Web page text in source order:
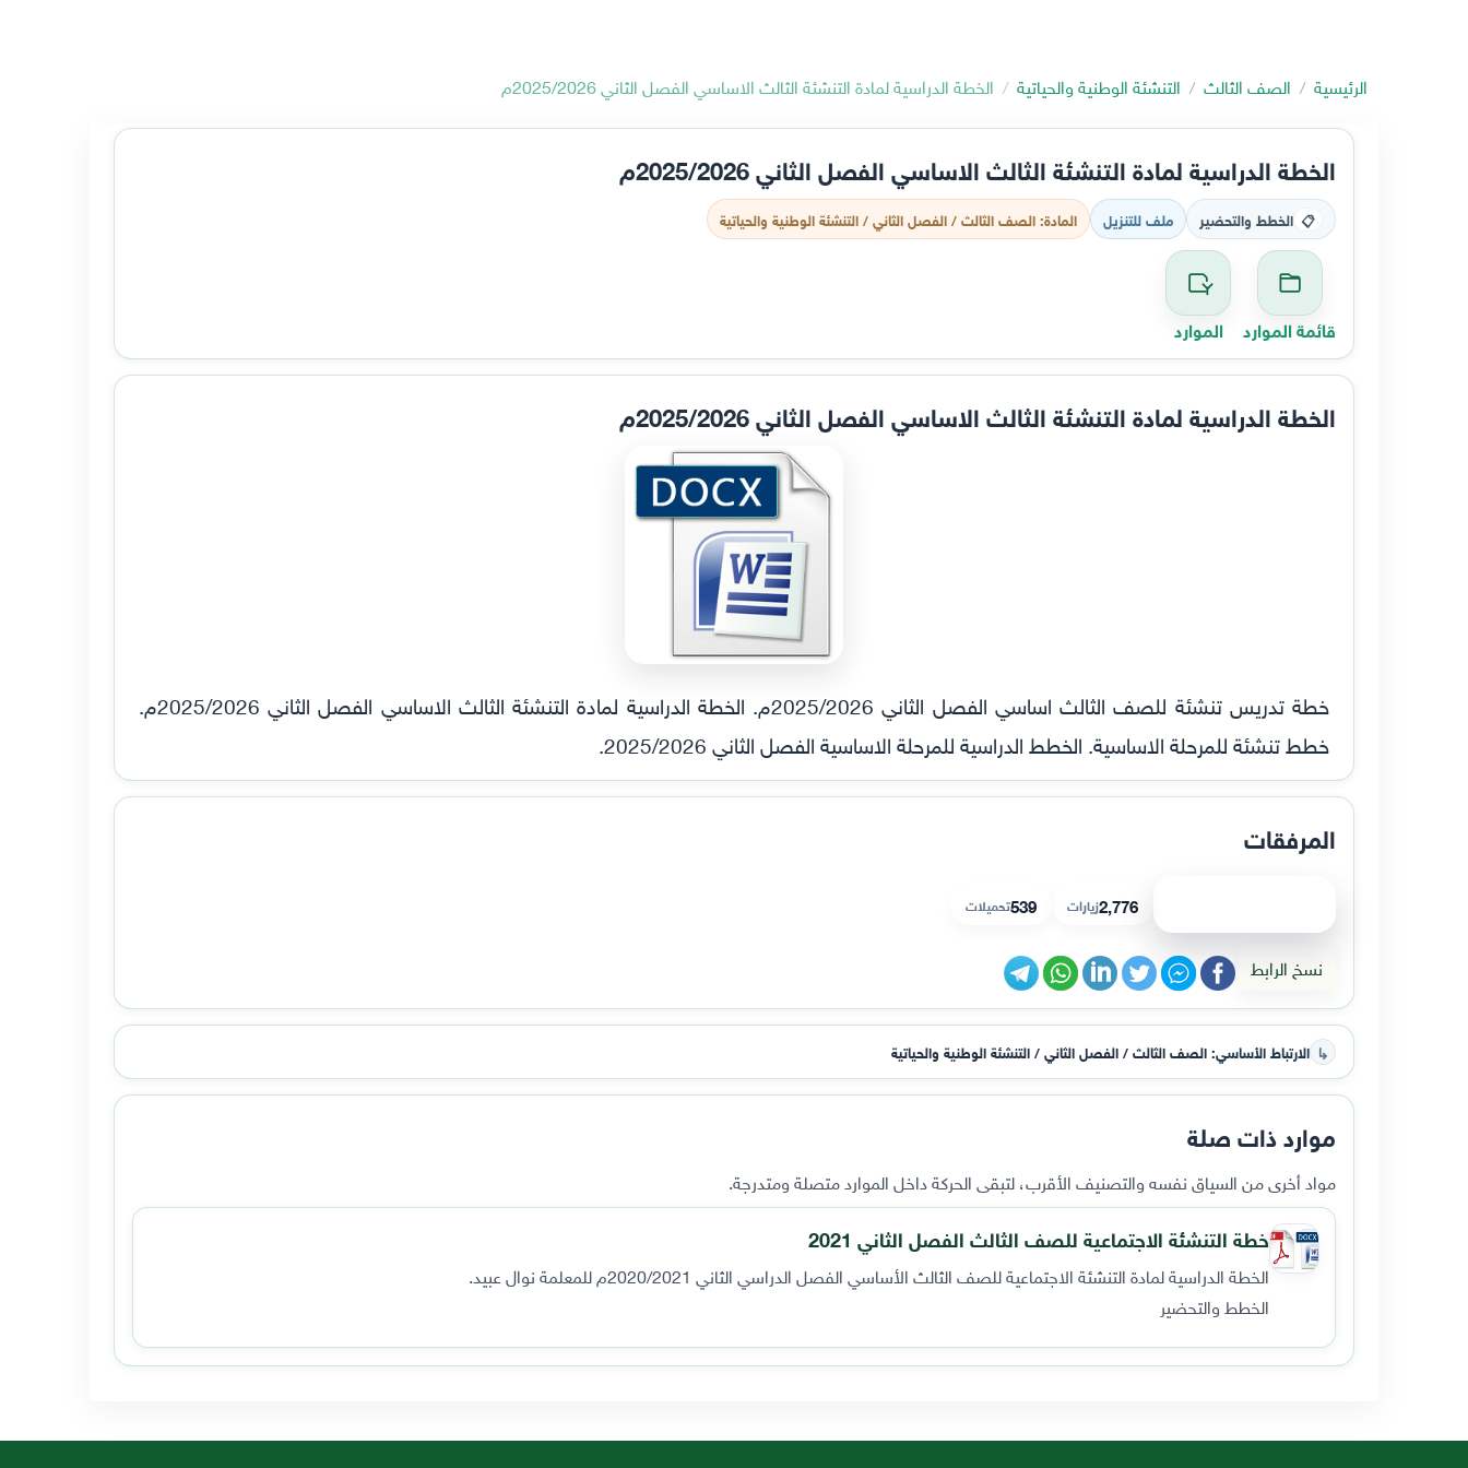
الرئيسية الصف الثالث التنشئة الوطنية والحياتية الخطة الدراسية لمادة التنشئة الثالث الاساسي الفصل الثاني 2025/2026م
الخطة الدراسية لمادة التنشئة الثالث الاساسي الفصل الثاني 2025/2026م
📋 الخطط والتحضير ملف للتنزيل المادة: الصف الثالث / الفصل الثاني / التنشئة الوطنية والحياتية
قائمة الموارد الموارد
الخطة الدراسية لمادة التنشئة الثالث الاساسي الفصل الثاني 2025/2026م
خطة تدريس تنشئة للصف الثالث اساسي الفصل الثاني 2025/2026م. الخطة الدراسية لمادة التنشئة الثالث الاساسي الفصل الثاني 2025/2026م.
خطط تنشئة للمرحلة الاساسية. الخطط الدراسية للمرحلة الاساسية الفصل الثاني 2025/2026.
المرفقات
2,776زيارات 539تحميلات
نسخ الرابط
↳ الارتباط الأساسي:الصف الثالث / الفصل الثاني / التنشئة الوطنية والحياتية
موارد ذات صلة
مواد أخرى من السياق نفسه والتصنيف الأقرب، لتبقى الحركة داخل الموارد متصلة ومتدرجة.
خطة التنشئة الاجتماعية للصف الثالث الفصل الثاني 2021
الخطة الدراسية لمادة التنشئة الاجتماعية للصف الثالث الأساسي الفصل الدراسي الثاني 2020/2021م للمعلمة نوال عبيد.
الخطط والتحضير